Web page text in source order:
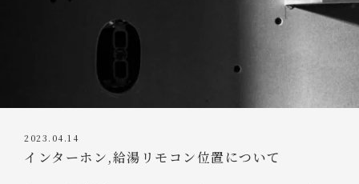
2023.04.14
インターホン,給湯リモコン位置について